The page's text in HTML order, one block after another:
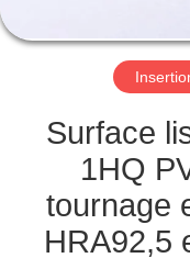
VISITE
L'USINE
NOUS
Surface
1HQ
tournage
HRA92,5